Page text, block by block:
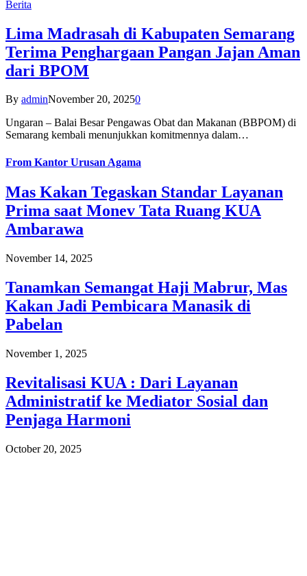
Berita
Lima Madrasah di Kabupaten Semarang
Terima Penghargaan Pangan Jajan Aman
dari BPOM
By adminNovember 20, 20250
Ungaran – Balai Besar Pengawas Obat dan Makanan (BBPOM) di
Semarang kembali menunjukkan komitmennya dalam…
From Kantor Urusan Agama
Mas Kakan Tegaskan Standar Layanan
Prima saat Monev Tata Ruang KUA
Ambarawa
November 14, 2025
Tanamkan Semangat Haji Mabrur, Mas
Kakan Jadi Pembicara Manasik di
Pabelan
November 1, 2025
Revitalisasi KUA : Dari Layanan
Administratif ke Mediator Sosial dan
Penjaga Harmoni
October 20, 2025